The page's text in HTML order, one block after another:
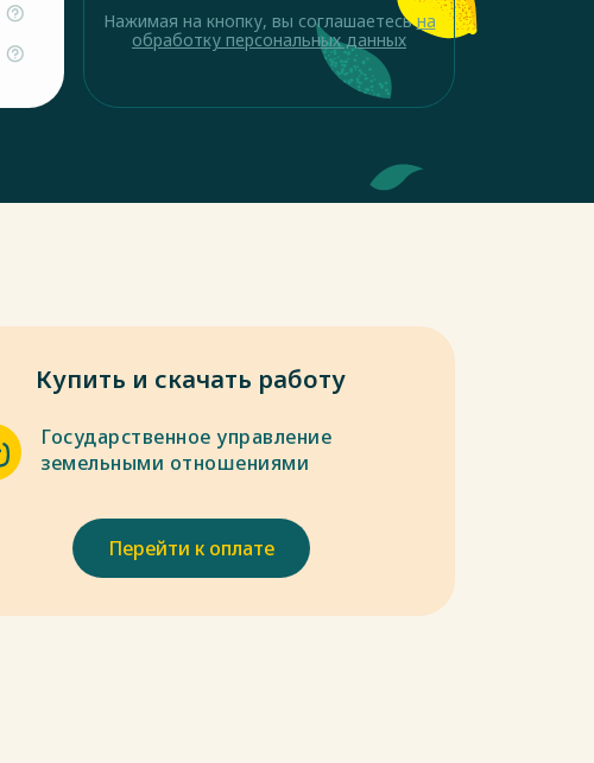
Нажимая на кнопку, вы соглашаетесьна
обработку персональных данных
Купить и скачать работу
Государственное управление
земельными отношениями
Перейти к оплате